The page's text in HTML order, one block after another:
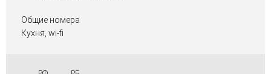
Общие номера
Кухня, wi-fi